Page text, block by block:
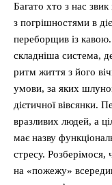
Багато хто з нас
з погрішностями в
переборщив із
складніша система,
ритм життя з його
умови, за яких
дієтичної вівсянки.
вразливих людей, а
має назву
стресу.
на «пожежу»